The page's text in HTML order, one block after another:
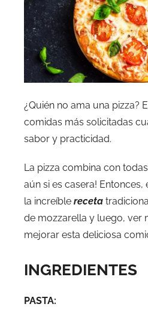
¿Quién no ama una pizza?
comidas más solicitadas
sabor y practicidad.
La pizza combina con
aún si es casera!
la increíble receta
de mozzarella y luego, ver
mejorar esta deliciosa
INGREDIENTES
PASTA: